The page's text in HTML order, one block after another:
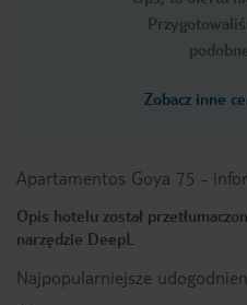
Zobacz inne
Apartamentos Goya 75 -
Opis hotelu został
narzędzie DeepL
Najpopularniejsze